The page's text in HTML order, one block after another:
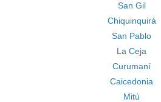
San Gil
Chiquinquirá
San Pablo
La Ceja
Curumaní
Caicedonia
Mitú